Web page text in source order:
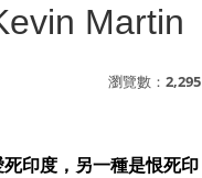
Martin
瀏覽數： 2,295
印度，另一種是恨死印